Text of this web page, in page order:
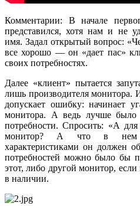
Комментарии: В начале
представился, хотя нам и не
имя. Задал открытый вопрос:
все хорошо — он «дает пас»
своих потребностях.
Далее «клиент» пытается
лишь производителя монитора.
допускает ошибку: начинает
монитора. А ведь лучше
потребности. Спросить: «А
монитор? А что в нем
характеристиками он должен
потребностей можно было бы
этот, либо другой монитор, если
в наличии.